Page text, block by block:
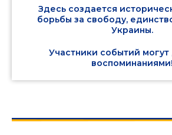
Здесь создается
борьбы за свободу,
Украины.
Участники событий могут
воспоминаниями!